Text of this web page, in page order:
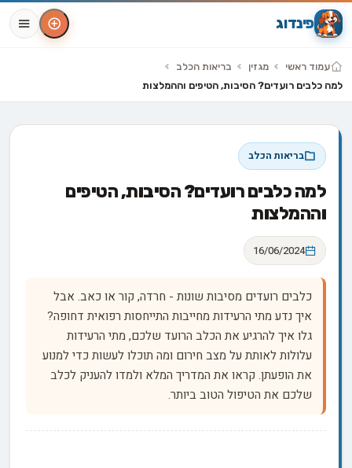
פינדוג
עמוד ראשי מגזין
בריאות הכלב
למה כלבים רועדים? הסיבות, הטיפים וההמלצות
בריאות הכלב
למה כלבים רועדים? הסיבות, הטיפים
וההמלצות
16/06/2024
כלבים רועדים מסיבות שונות - חרדה, קור או כאב. אבל
איך נדע מתי הרעידות מחייבות התייחסות רפואית דחופה?
גלו איך להרגיע את הכלב הרועד שלכם, מתי הרעידות
עלולות לאותת על מצב חירום ומה תוכלו לעשות כדי למנוע
את הופעתן. קראו את המדריך המלא ולמדו להעניק לכלב
שלכם את הטיפול הטוב ביותר.